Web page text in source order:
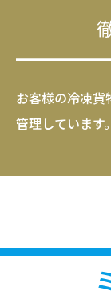
お客様の冷凍貨
管理しています。